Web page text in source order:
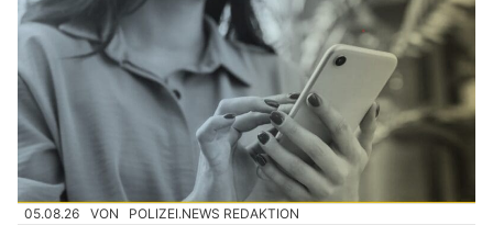
05.08.26 VON POLIZEI.NEWS REDAKTION